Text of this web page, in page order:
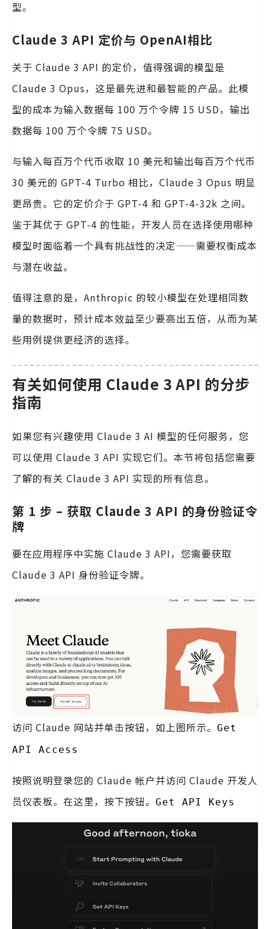
型。
Claude 3 API 定价与 OpenAI相比
关于 Claude 3 API 的定价，值得强调的模型是
Claude 3 Opus，这是最先进和最智能的产品。此模
型的成本为输入数据每 100 万个令牌 15 USD，输出
数据每 100 万个令牌 75 USD。
与输入每百万个代币收取 10 美元和输出每百万个代币
30 美元的 GPT-4 Turbo 相比，Claude 3 Opus 明显
更昂贵。它的定价介于 GPT-4 和 GPT-4-32k 之间。
鉴于其优于 GPT-4 的性能，开发人员在选择使用哪种
模型时面临着一个具有挑战性的决定——需要权衡成本
与潜在收益。
值得注意的是，Anthropic 的较小模型在处理相同数
量的数据时，预计成本效益至少要高出五倍，从而为某
些用例提供更经济的选择。
有关如何使用 Claude 3 API 的分步
指南
如果您有兴趣使用 Claude 3 AI 模型的任何服务，您
可以使用 Claude 3 API 实现它们。本节将包括您需要
了解的有关 Claude 3 API 实现的所有信息。
第 1 步 – 获取 Claude 3 API 的身份验证令
牌
要在应用程序中实施 Claude 3 API，您需要获取
Claude 3 API 身份验证令牌。
访问 Claude 网站并单击按钮，如上图所示。 Get
API Access
按照说明登录您的 Claude 帐户并访问 Claude 开发人
员仪表板。在这里，按下按钮。 Get API Keys